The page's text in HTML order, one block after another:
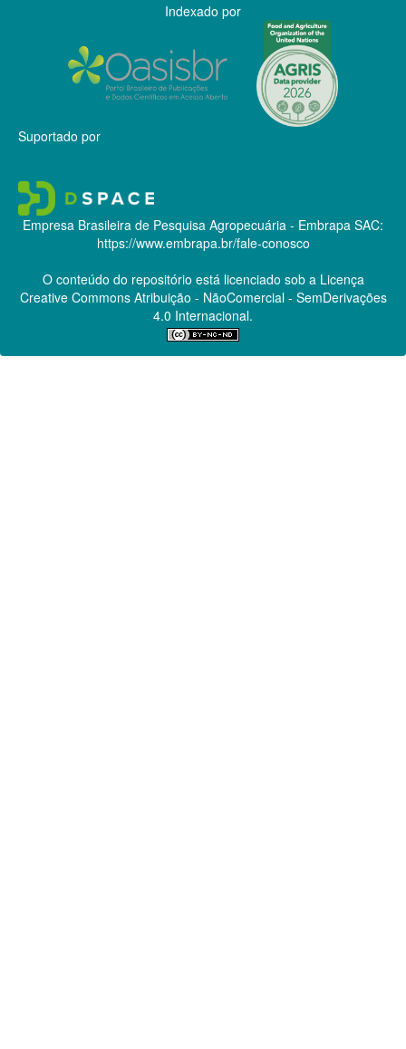
Indexado por
Suportado por
Empresa Brasileira de Pesquisa Agropecuária - Embrapa SAC:
https://www.embrapa.br/fale-conosco
O conteúdo do repositório está licenciado sob a Licença
Creative CommonsAtribuição - NãoComercial - SemDerivações
4.0 Internacional.